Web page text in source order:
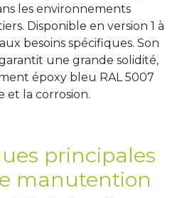
les environnements
Disponible en version 1 à
besoins spécifiques. Son
une grande solidité,
époxy bleu RAL 5007
et la corrosion.
principales
manutention